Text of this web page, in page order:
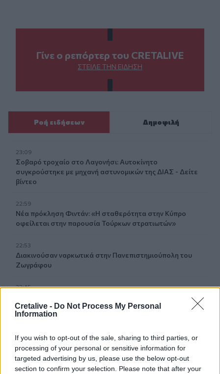
Cretalive - Do Not Process My Personal
Information
If you wish to opt-out of the sale, sharing to third parties, or
processing of your personal or sensitive information for
targeted advertising by us, please use the below opt-out
section to confirm your selection. Please note that after your
Γίνε ο ρεπόρτερ του CRETALIVE
ΣΤΕΊΛΕ ΤΗΝ ΕΊΔΗΣΗ
Ροή ειδήσεων Δημοφιλή
23:09
Σοβαρό τροχαίο στο Λαγονήσι: Αυτοκίνητο
συγκρούστηκε με μηχανή αστυνομικών της ΔΙΑΣ - Δείτε
βίντεο
22:59
Νέα πρόκληση Φιντάν: «Η σταθερότητα στην Κύπρο
οφείλεται στην παρουσία Τούρκων στρατιωτών»
22:53
Διακινούσαν ναρκωτικά στην Πανεπιστημιούπολη του
Ζωγράφου
22:45
Λιθίνες
Ιωάννα Τούνη: Στο νοσοκομείο με τροφική δηλητηρίαση η
influencer
22:32